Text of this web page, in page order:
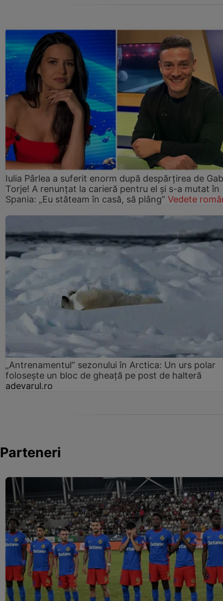
Iulia Pârlea a suferit enorm după despărțirea de
Torje! A renunțat la carieră pentru el și s-a mutat în
Spania: „Eu stăteam în casă, să plâng” Vedete
„Antrenamentul” sezonului în Arctica: Un urs polar
folosește un bloc de gheață pe post de halteră
adevarul.ro
Parteneri